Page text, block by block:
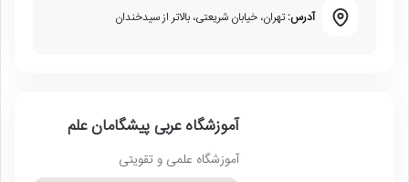
آدرس:تهران، خیابان شریعتی، بالاتر از سیدخندان
آموزشگاه عربی پیشگامان علم
آموزشگاه علمی و تقویتی